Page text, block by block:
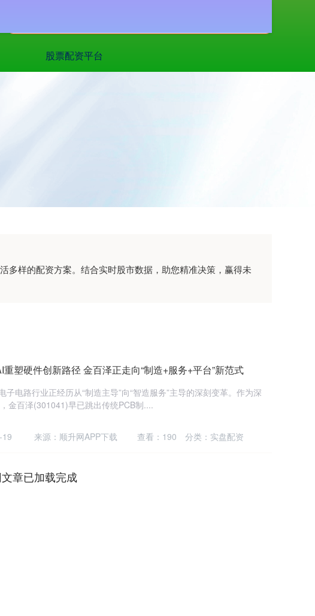
股票配资平台
多样的配资方案。结合实时股市数据，助您精准决策，赢得未
塑硬件创新路径 金百泽正走向“制造+服务+平台”新范式
子电路行业正经历从“制造主导”向“智造服务”主导的深刻变革。作为深
金百泽(301041)早已跳出传统PCB制....
19 来源：顺升网APP下载 查看： 190 分类： 实盘配资
章已加载完成